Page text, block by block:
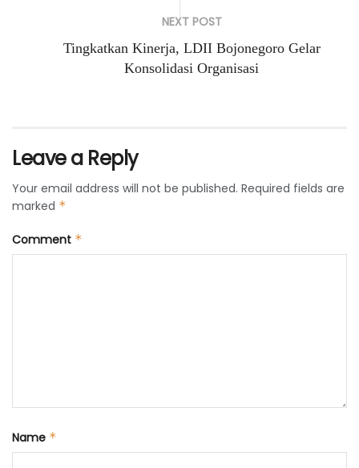
NEXT POST
Tingkatkan Kinerja, LDII Bojonegoro Gelar
Konsolidasi Organisasi
Leave a Reply
Your email address will not be published. Required fields are
marked *
Comment *
Name *